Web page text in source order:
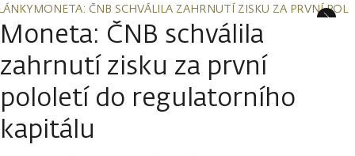
MONETA: ČNB SCHVÁLILA ZAHRNUTÍ ZISKU ZA PRVNÍ
Moneta: ČNB schválila
zahrnutí zisku za první
pololetí do regulatorního
kapitálu